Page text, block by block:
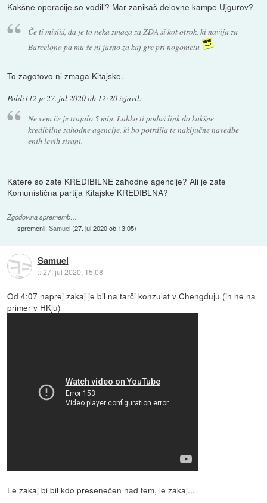
Kakšne operacije so vodili? Mar zanikaš delovne kampe Ujgurov?
Če ti misliš, da je to neka zmaga za ZDA si kot otrok, ki navija za
Barcelono pa mu še ni jasno za kaj gre pri nogometu
To zagotovo ni zmaga Kitajske.
Poldi112 je27. jul 2020 ob 12:20izjavil:
Ne vem če je trajalo 5 min. Lahko ti podaš link do kakšne
kredibilne zahodne agencije, ki bo potrdila te naključne navedbe
enih levih strani.
Katere so zate KREDIBILNE zahodne agencije? Ali je zate
Komunistična partija Kitajske KREDIBLNA?
Zgodovina sprememb…
spremenil:Samuel(27. jul 2020 ob 13:05)
Samuel
::27. jul 2020, 15:08
Od 4:07 naprej zakaj je bil na tarči konzulat v Chengduju (in ne na
primer v HKju)
Le zakaj bi bil kdo presenečen nad tem, le zakaj...